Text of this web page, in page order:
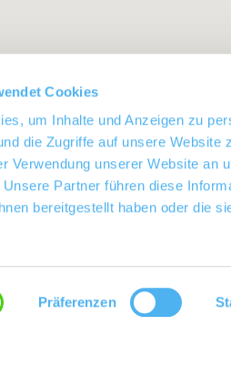
Cookies
um Inhalte und Anzeigen zu
die Zugriffe auf unsere Website
Verwendung unserer Website an
Partner führen diese
bereitgestellt haben oder die
Präferenzen